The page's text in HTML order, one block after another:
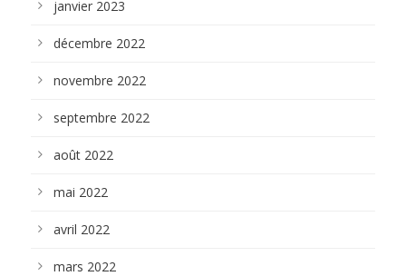
janvier 2023
décembre 2022
novembre 2022
septembre 2022
août 2022
mai 2022
avril 2022
mars 2022